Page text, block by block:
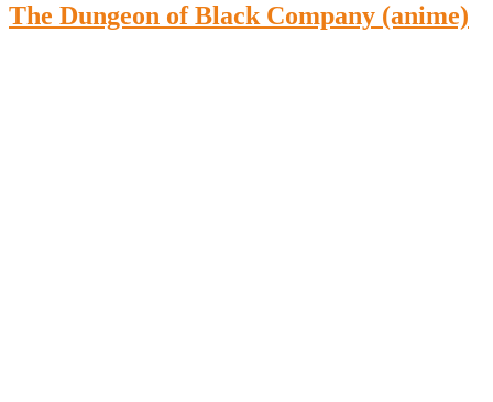
The Dungeon of Black Company (anime)